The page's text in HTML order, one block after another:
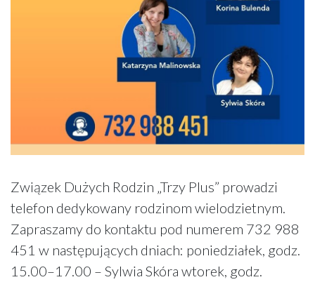
Związek Dużych Rodzin „Trzy Plus” prowadzi
telefon dedykowany rodzinom wielodzietnym.
Zapraszamy do kontaktu pod numerem 732 988
451 w następujących dniach: poniedziałek, godz.
15.00–17.00 – Sylwia Skóra wtorek, godz.